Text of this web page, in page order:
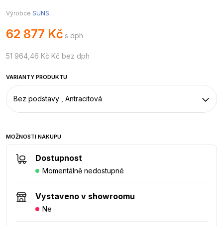
Výrobce SUNS
62 877 Kč s dph
51 964,46 Kč Kč bez dph
VARIANTY PRODUKTU
Bez podstavy , Antracitová
MOŽNOSTI NÁKUPU
Dostupnost
Momentálně nedostupné
Vystaveno v showroomu
Ne